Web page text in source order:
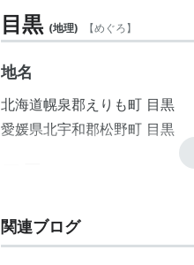
目黒 (地理) 【めぐろ】
地名
北海道幌泉郡 えりも町 目黒
愛媛県北宇和郡松野町 目黒
関連ブログ